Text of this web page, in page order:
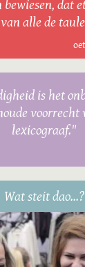
dat
alle de
is het
voorrecht
lexicograaf."
Wat steit dao...?